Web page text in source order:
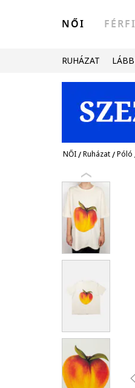
NŐI FÉRFI
RUHÁZAT
NŐI/Ruházat/Póló